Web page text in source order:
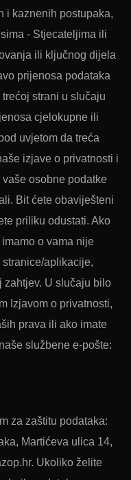
i kaznenih postupaka,
- Stjecateljima ili
ili ključnog dijela
prijenosa podataka
strani u slučaju
cjelokupne ili
uvjetom da treća
izjave o privatnosti i
osobne podatke
Bit ćete obaviješteni
priliku odustati. Ako
o vama nije
aplikacije,
zahtjev. U slučaju bilo
Izjavom o privatnosti,
prava ili ako imate
službene e-pošte:
za zaštitu podataka:
Martićeva ulica 14,
Ukoliko želite